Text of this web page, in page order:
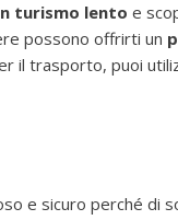
turismo lento e
possono offrirti un
il trasporto, puoi
e sicuro perché di